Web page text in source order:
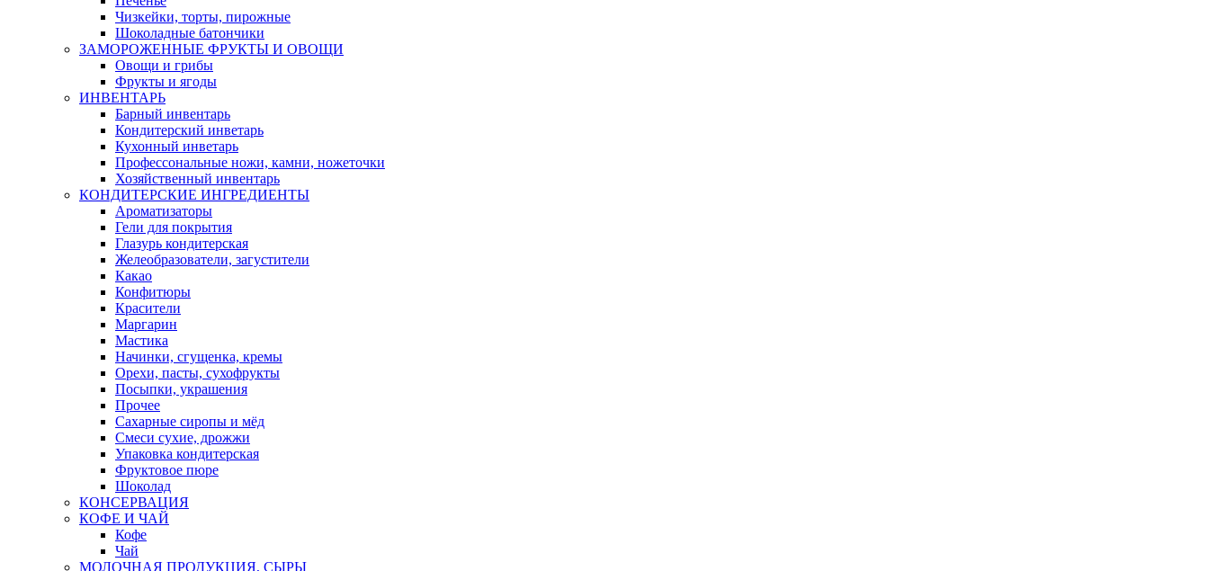
Чизкейки, торты, пирожные
Шоколадные батончики
ЗАМОРОЖЕННЫЕ ФРУКТЫ И ОВОЩИ
Овощи и грибы
Фрукты и ягоды
ИНВЕНТАРЬ
Барный инвентарь
Кондитерский инветарь
Кухонный инветарь
Профессональные ножи, камни, ножеточки
Хозяйственный инвентарь
КОНДИТЕРСКИЕ ИНГРЕДИЕНТЫ
Ароматизаторы
Гели для покрытия
Глазурь кондитерская
Желеобразователи, загустители
Какао
Конфитюры
Красители
Маргарин
Мастика
Начинки, сгущенка, кремы
Орехи, пасты, сухофрукты
Посыпки, украшения
Прочее
Сахарные сиропы и мёд
Смеси сухие, дрожжи
Упаковка кондитерская
Фруктовое пюре
Шоколад
КОНСЕРВАЦИЯ
КОФЕ И ЧАЙ
Кофе
Чай
МОЛОЧНАЯ ПРОДУКЦИЯ, СЫРЫ